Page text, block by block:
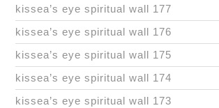
kissea’s eye spiritual wall 177
kissea’s eye spiritual wall 176
kissea’s eye spiritual wall 175
kissea’s eye spiritual wall 174
kissea’s eye spiritual wall 173